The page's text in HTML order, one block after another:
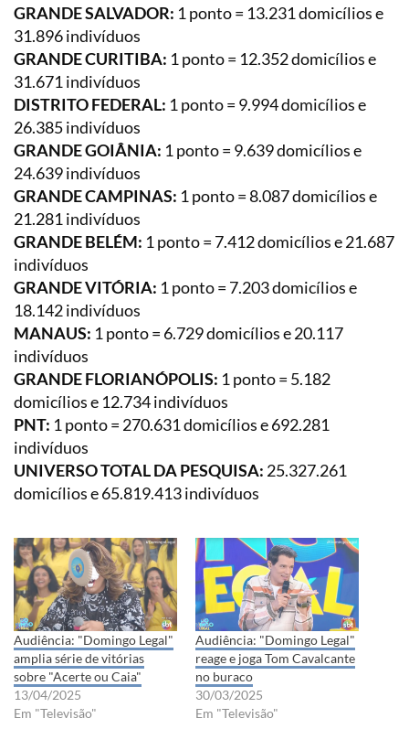
GRANDE SALVADOR: 1 ponto = 13.231 domicílios e
31.896 indivíduos
GRANDE CURITIBA: 1 ponto = 12.352 domicílios e
31.671 indivíduos
DISTRITO FEDERAL: 1 ponto = 9.994 domicílios e
26.385 indivíduos
GRANDE GOIÂNIA: 1 ponto = 9.639 domicílios e
24.639 indivíduos
GRANDE CAMPINAS: 1 ponto = 8.087 domicílios e
21.281 indivíduos
GRANDE BELÉM: 1 ponto = 7.412 domicílios e 21.687
indivíduos
GRANDE VITÓRIA: 1 ponto = 7.203 domicílios e
18.142 indivíduos
MANAUS: 1 ponto = 6.729 domicílios e 20.117
indivíduos
GRANDE FLORIANÓPOLIS: 1 ponto = 5.182
domicílios e 12.734 indivíduos
PNT: 1 ponto = 270.631 domicílios e 692.281
indivíduos
UNIVERSO TOTAL DA PESQUISA: 25.327.261
domicílios e 65.819.413 indivíduos
Audiência: "Domingo Legal"
amplia série de vitórias
sobre "Acerte ou Caia"
13/04/2025
Em "Televisão"
Audiência: "Domingo Legal"
reage e joga Tom Cavalcante
no buraco
30/03/2025
Em "Televisão"